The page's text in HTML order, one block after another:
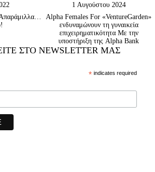
1 Αυγούστου 2024
Alpha Females For «VentureGarden»
ενδυναμώνουν τη γυναικεία
επιχειρηματικότητα Με την
υποστήριξη της Alpha Bank
ΣΤΟ NEWSLETTER ΜΑΣ
*indicates required